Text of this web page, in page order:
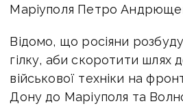
Маріуполя Петро
Відомо, що росіяни
гілку, аби скоротити шлях
військової техніки на
Дону до Маріуполя та